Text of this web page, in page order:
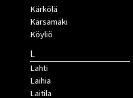
Kärkölä
Kärsämäki
Köyliö
L
Lahti
Laihia
Laitila